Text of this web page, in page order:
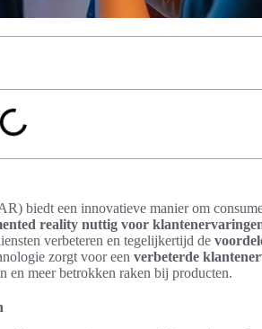
biedt een innovatieve manier om
reality nuttig voor
verbeteren en tegelijkertijd de
zorgt voor een verbeterde
en meer betrokken raken bij producten.